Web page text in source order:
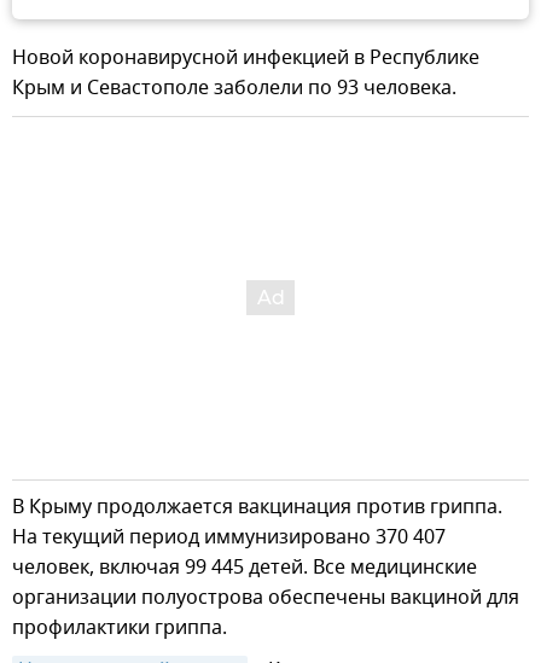
Новой коронавирусной инфекцией в Республике
Крым и Севастополе заболели по 93 человека.
В Крыму продолжается вакцинация против гриппа.
На текущий период иммунизировано 370 407
человек, включая 99 445 детей. Все медицинские
организации полуострова обеспечены вакциной для
профилактики гриппа.